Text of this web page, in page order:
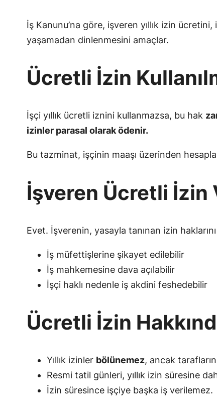
İş Kanunu’na göre, işveren yıllık izin ücretini,
yaşamadan dinlenmesini amaçlar.
Ücretli İzin
İşçi yıllık ücretli iznini kullanmazsa, bu hak
izinler parasal olarak ödenir.
Bu tazminat, işçinin maaşı üzerinden
İşveren Ücretli İzin
Evet. İşverenin, yasayla tanınan izin
İş müfettişlerine şikayet edilebilir
İş mahkemesine dava açılabilir
İşçi haklı nedenle iş akdini feshedebilir
Ücretli İzin
Yıllık izinler bölünemez, ancak
Resmi tatil günleri, yıllık izin süresine
İzin süresince işçiye başka iş verilemez.